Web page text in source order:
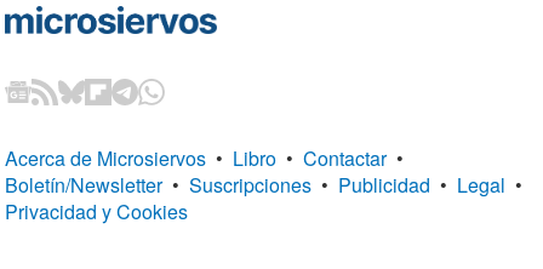
Acerca de Microsiervos • Libro • Contactar •
Boletín/Newsletter • Suscripciones • Publicidad • Legal •
Privacidad y Cookies